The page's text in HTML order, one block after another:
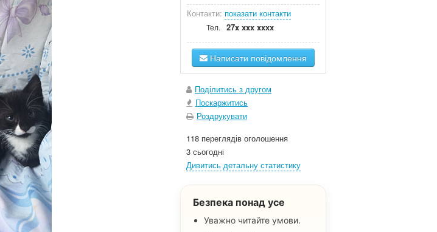
Контакти: показати контакти
Тел. 27x xxx xxxx
Написати повідомлення
Поділитись з другом
Поскаржитись
Роздрукувати
118 переглядів оголошення
3 сьогодні
Дивитись детальну статистику
Безпека понад усе
Уважно читайте умови.